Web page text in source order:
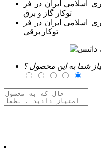
اسلامی ایران در فر
توکار گاز و برق
اسلامی ایران در فر
توکار برقی
شما به این محصول ؟